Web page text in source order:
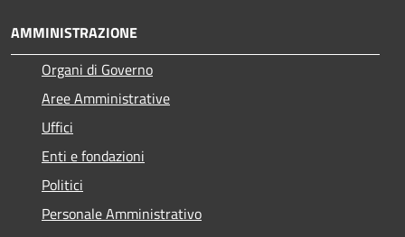
AMMINISTRAZIONE
Organi di Governo
Aree Amministrative
Uffici
Enti e fondazioni
Politici
Personale Amministrativo